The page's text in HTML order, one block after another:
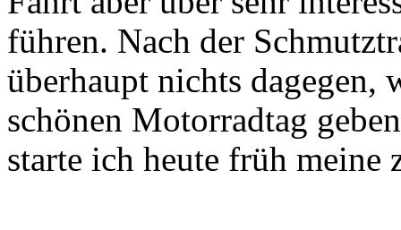
führen. Nach der
überhaupt nichts dagegen,
schönen Motorradtag
starte ich heute früh meine